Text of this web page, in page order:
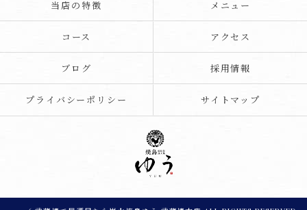
当店の特徴 メニュー
コース アクセス
ブログ 採用情報
プライバシーポリシー サイトマップ